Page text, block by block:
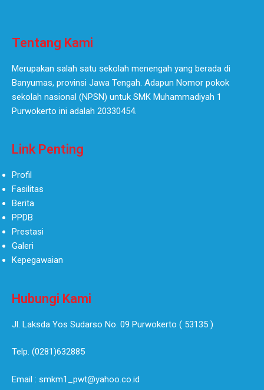
Tentang Kami
Merupakan salah satu sekolah menengah yang berada di
Banyumas, provinsi Jawa Tengah. Adapun Nomor pokok
sekolah nasional (NPSN) untuk SMK Muhammadiyah 1
Purwokerto ini adalah 20330454.
Link Penting
Profil
Fasilitas
Berita
PPDB
Prestasi
Galeri
Kepegawaian
Hubungi Kami
Jl. Laksda Yos Sudarso No. 09 Purwokerto ( 53135 )​
Telp. (0281)632885
Email : smkm1_pwt@yahoo.co.id